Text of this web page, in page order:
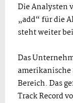
Die Analysten
„add“ für die
steht weiter
Das
amerikanische
Bereich. Das
Track Record